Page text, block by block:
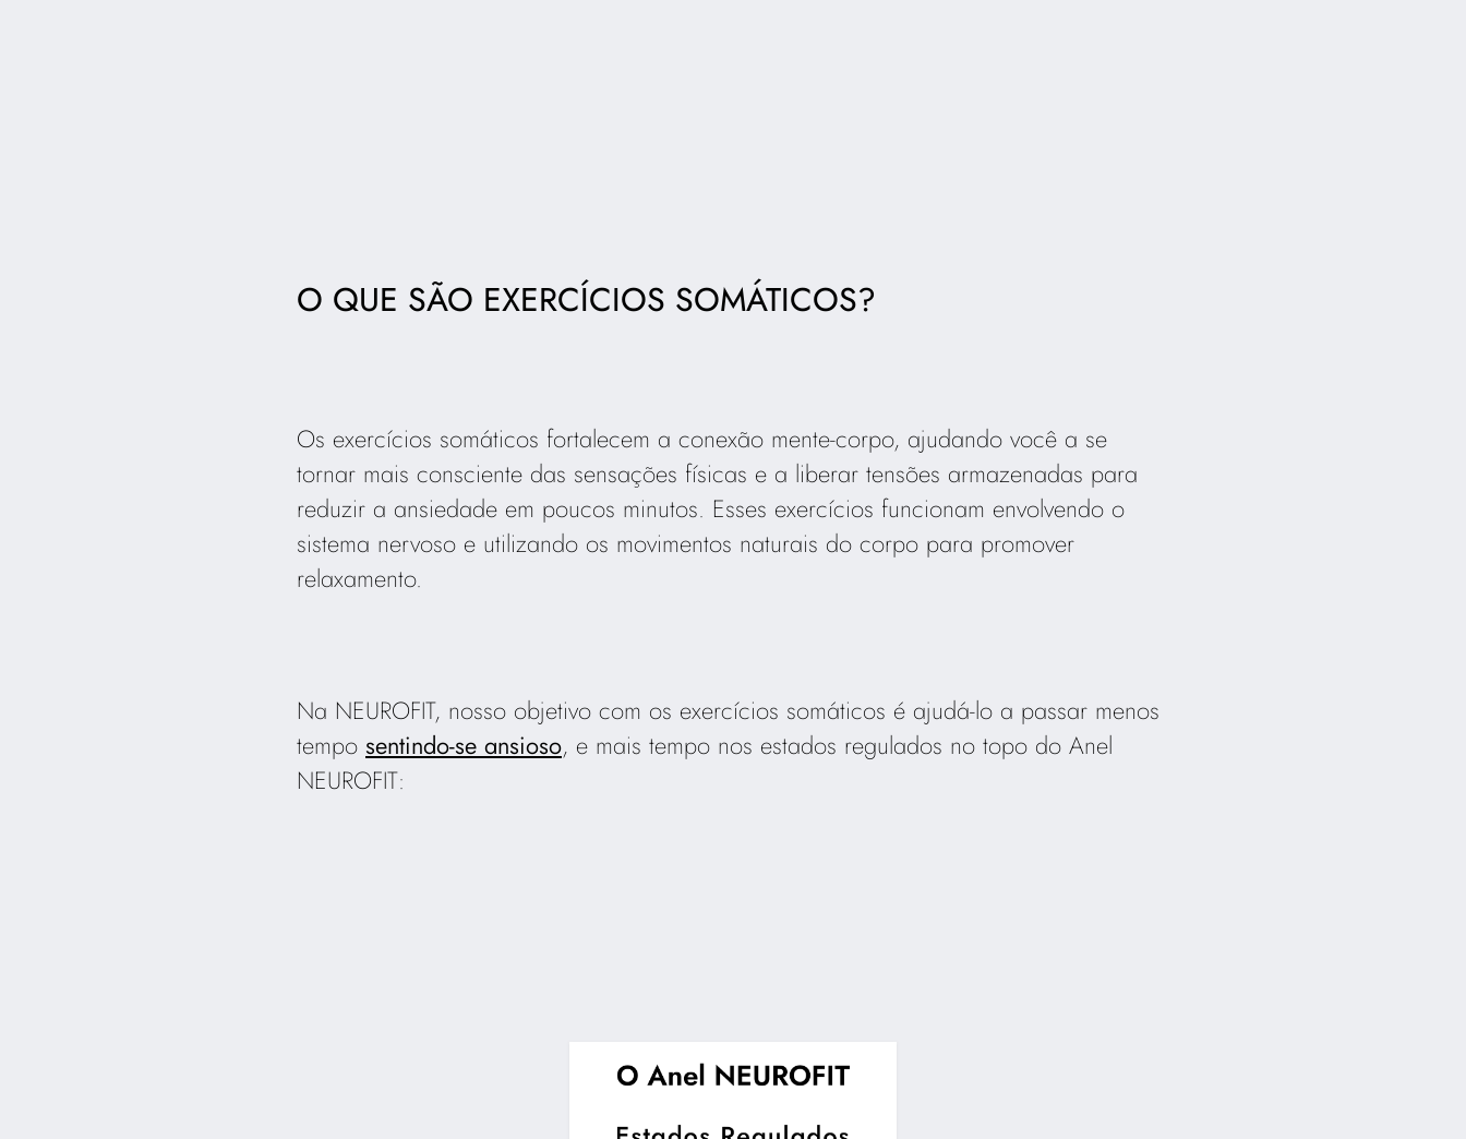
O QUE SÃO EXERCÍCIOS SOMÁTICOS?
Os exercícios somáticos fortalecem a conexão mente-corpo, ajudando você a se
tornar mais consciente das sensações físicas e a liberar tensões armazenadas para
reduzir a ansiedade em poucos minutos. Esses exercícios funcionam envolvendo o
sistema nervoso e utilizando os movimentos naturais do corpo para promover
relaxamento.
Na NEUROFIT, nosso objetivo com os exercícios somáticos é ajudá-lo a passar menos
tempo sentindo-se ansioso, e mais tempo nos estados regulados no topo do Anel
NEUROFIT: